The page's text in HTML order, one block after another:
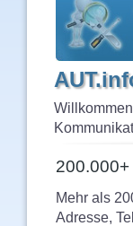
Mehr als
Adresse,